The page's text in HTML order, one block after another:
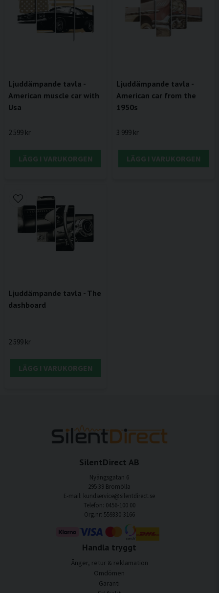
Ljuddämpande tavla -
American muscle car with
Usa
2 599 kr
LÄGG I VARUKORGEN
Ljuddämpande tavla -
American car from the
1950s
3 999 kr
LÄGG I VARUKORGEN
Ljuddämpande tavla - The
dashboard
2 599 kr
LÄGG I VARUKORGEN
SilentDirect AB
Nyängsgatan 6
295 39 Bromölla
E-mail: kundservice@silentdirect.se
Telefon: 0456-100 00
Org.nr: 559330-3166
Handla tryggt
Ånger, retur & reklamation
Omdömen
Garanti